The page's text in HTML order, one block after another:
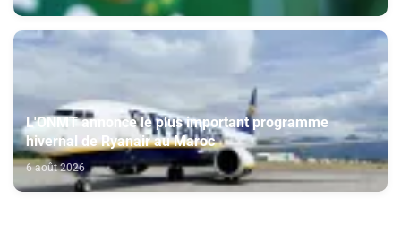
L'ONMT annonce le plus important programme
hivernal de Ryanair au Maroc
6 août 2026